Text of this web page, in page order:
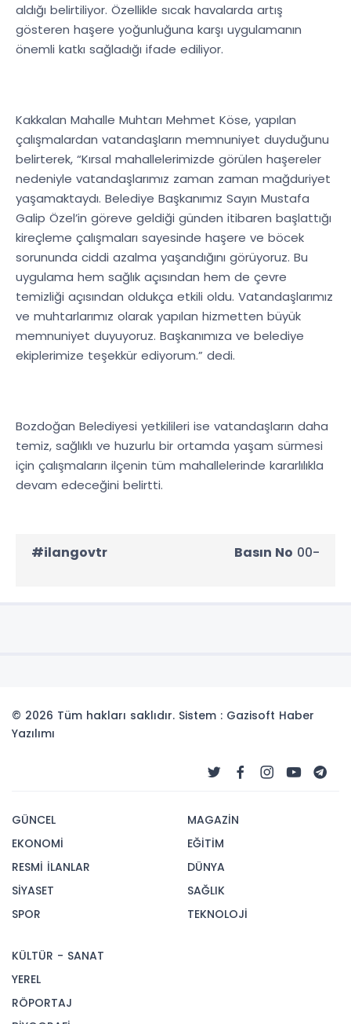
aldığı belirtiliyor. Özellikle sıcak havalarda artış
gösteren haşere yoğunluğuna karşı uygulamanın
önemli katkı sağladığı ifade ediliyor.
Kakkalan Mahalle Muhtarı Mehmet Köse, yapılan
çalışmalardan vatandaşların memnuniyet duyduğunu
belirterek, “Kırsal mahallelerimizde görülen haşereler
nedeniyle vatandaşlarımız zaman zaman mağduriyet
yaşamaktaydı. Belediye Başkanımız Sayın Mustafa
Galip Özel’in göreve geldiği günden itibaren başlattığı
kireçleme çalışmaları sayesinde haşere ve böcek
sorununda ciddi azalma yaşandığını görüyoruz. Bu
uygulama hem sağlık açısından hem de çevre
temizliği açısından oldukça etkili oldu. Vatandaşlarımız
ve muhtarlarımız olarak yapılan hizmetten büyük
memnuniyet duyuyoruz. Başkanımıza ve belediye
ekiplerimize teşekkür ediyorum.” dedi.
Bozdoğan Belediyesi yetkilileri ise vatandaşların daha
temiz, sağlıklı ve huzurlu bir ortamda yaşam sürmesi
için çalışmaların ilçenin tüm mahallelerinde kararlılıkla
devam edeceğini belirtti.
#ilangovtr Basın No 00-
© 2026 Tüm hakları saklıdır. Sistem : Gazisoft Haber
Yazılımı
GÜNCEL
EKONOMİ
RESMİ İLANLAR
SİYASET
SPOR
MAGAZİN
EĞİTİM
DÜNYA
SAĞLIK
TEKNOLOJİ
KÜLTÜR - SANAT
YEREL
RÖPORTAJ